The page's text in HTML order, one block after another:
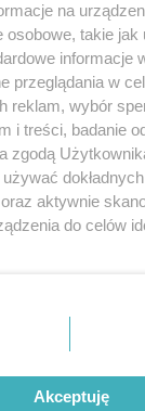
2 / 0
regulamin
Kontakt
Wydawca
Redakcja
na
osobowe, takie jak
informacje
przeglądania w
reklam, wybór
i treści, badanie
zgodą
aktywnie
do celów
przycisk
dolnym rogu
danych nie
prawo
Akceptuję